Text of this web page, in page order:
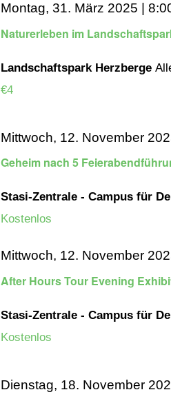
Naturerleben im
Montag, 31. März 2025 |
Landschaftspark Herzberge
€4
Geheim nach 5
Mittwoch, 12. November
Stasi-Zentrale - Campus für
Kostenlos
After Hours Tour Evening
Mittwoch, 12. November
Stasi-Zentrale - Campus für
Kostenlos
Dienstag, 18. November